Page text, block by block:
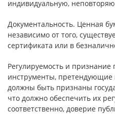
индивидуальную,
Документальность. Ценная
независимо от того,
сертификата или в
Регулируемость и признание
инструменты, претендующие
должны быть признаны
что должно обеспечить их
соответственно, доверие